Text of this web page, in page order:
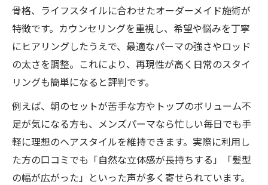
骨格、ライフスタイルに合わせたオーダーメイド施術が
特徴です。カウンセリングを重視し、希望や悩みを丁寧
にヒアリングしたうえで、最適なパーマの強さやロッド
の太さを調整。これにより、再現性が高く日常のスタイ
リングも簡単になると評判です。
例えば、朝のセットが苦手な方やトップのボリューム不
足が気になる方も、メンズパーマなら忙しい毎日でも手
軽に理想のヘアスタイルを維持できます。実際に利用し
た方の口コミでも「自然な立体感が長持ちする」「髪型
の幅が広がった」といった声が多く寄せられています。